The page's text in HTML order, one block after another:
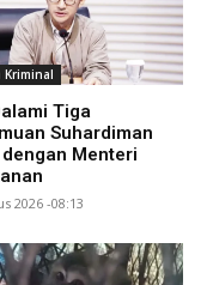
Kriminal
Tiga
Suhardiman
dengan Menteri
2026 -08:13